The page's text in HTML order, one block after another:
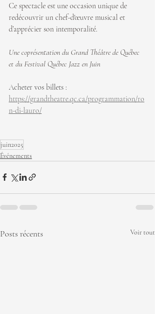
Ce spectacle est une occasion unique de
redécouvrir un chef-d'œuvre musical et
d’apprécier son intemporalité.
Une coprésentation du Grand Théâtre de Québec
et du Festival Québec Jazz en Juin
Acheter vos billets :
https://grandtheatre.qc.ca/programmation/ro
n-di-lauro/
juin2025
Événements
Posts récents Voir tout